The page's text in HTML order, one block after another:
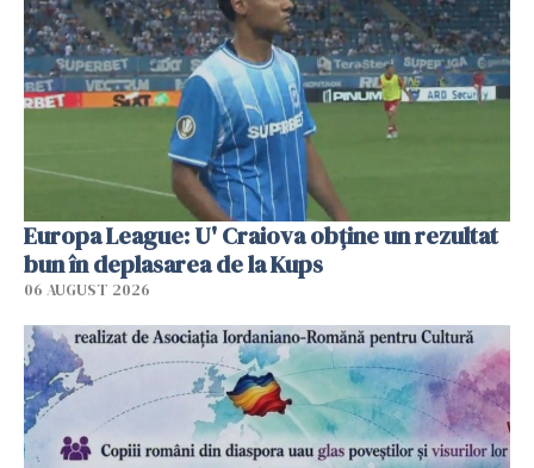
Europa League: U' Craiova obține un rezultat
bun în deplasarea de la Kups
06 AUGUST 2026